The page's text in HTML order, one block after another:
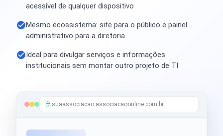
acessível de qualquer dispositivo
Mesmo ecossistema: site para o público e painel
administrativo para a diretoria
Ideal para divulgar serviços e informações
institucionais sem montar outro projeto de TI
suaassociacao.associacaoonline.com.br